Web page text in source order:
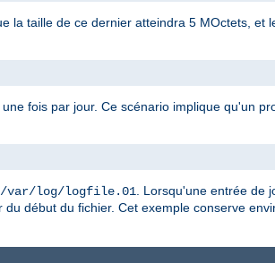
la taille de ce dernier atteindra 5 MOctets, et
fois par jour. Ce scénario implique qu'un
/var/log/logfile.01. Lorsqu'une entrée de
début du fichier. Cet exemple conserve